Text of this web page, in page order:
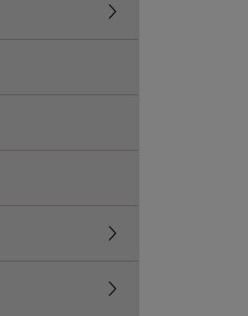
Undermeny för Träning
Undermeny för Hallar
Undermeny för Boka